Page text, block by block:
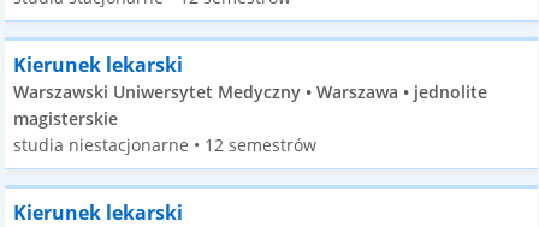
Kierunek lekarski
Warszawski Uniwersytet Medyczny • Warszawa • jednolite
magisterskie
studia niestacjonarne • 12 semestrów
Kierunek lekarski